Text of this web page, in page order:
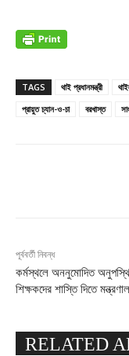
TAGS থাই প্রধানমন্ত্রী
প্রায়ুত চ্যান-ও-চা
বরখাস্ত
পূর্ববর্তী নিবন্ধ
কর্মস্থলে অননুমোদিত
শিক্ষকদের শাস্তি দিতে
RELATED